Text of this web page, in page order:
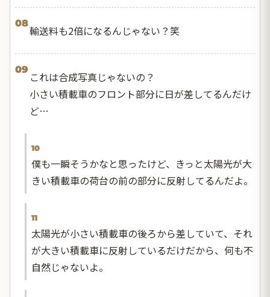
08
輸送料も2倍になるんじゃない？笑
09
これは合成写真じゃないの？
小さい積載車のフロント部分に日が差してるんだけ
ど…
10
僕も一瞬そうかなと思ったけど、きっと太陽光が大
きい積載車の荷台の前の部分に反射してるんだよ。
11
太陽光が小さい積載車の後ろから差していて、それ
が大きい積載車に反射しているだけだから、何も不
自然じゃないよ。